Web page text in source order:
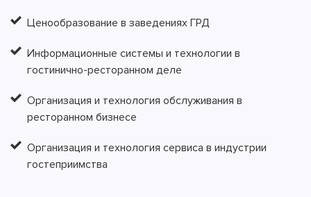
Ценообразование в заведениях ГРД
Информационные системы и технологии в
гостинично-ресторанном деле
Организация и технология обслуживания в
ресторанном бизнесе
Организация и технология сервиса в индустрии
гостеприимства